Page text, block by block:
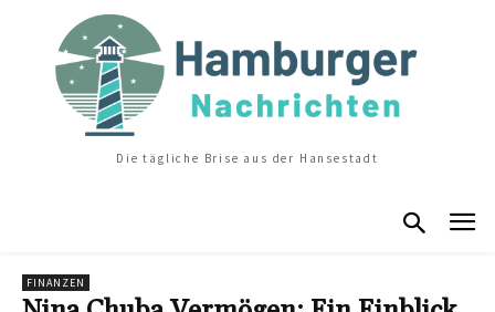
Die tägliche Brise aus der Hansestadt
FINANZEN